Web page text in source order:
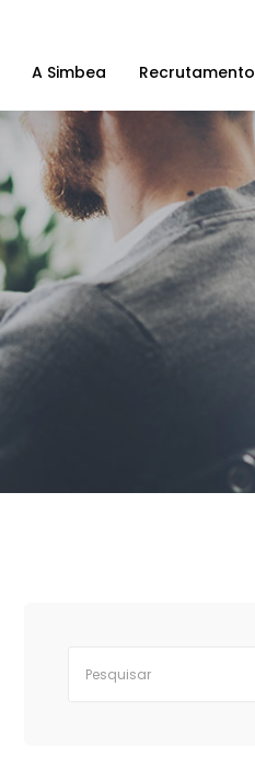
A Simbea Recrutamento